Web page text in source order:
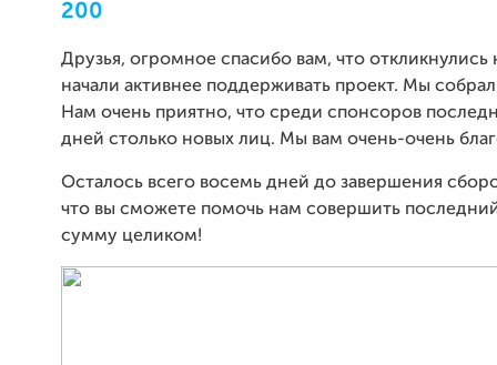
200
Друзья, огромное спасибо вам, что откликнулись
начали активнее поддерживать проект. Мы
Нам очень приятно, что среди спонсоров
дней столько новых лиц. Мы вам очень-очень
Осталось всего восемь дней до завершения
что вы сможете помочь нам совершить
сумму целиком!